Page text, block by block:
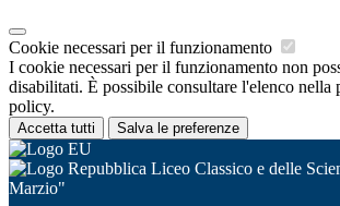
Cookie necessari per il funzionamento
I cookie necessari per il funzionamento non
disabilitati. È possibile consultare l'elenco nella
policy.
Accetta tutti Salva le preferenze
Liceo Classico e delle
Marzio"